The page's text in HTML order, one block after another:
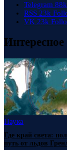
Telegram 88k
RSS 23k
VK 23k
Интересное
Наука
Где край света:
путь от льдов